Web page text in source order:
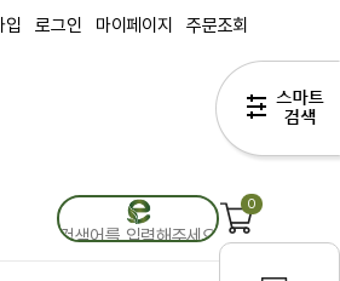
입 로그인 마이페이지 주문조회
0